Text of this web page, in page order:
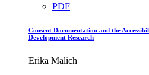
PDF
Consent Documentation and the
Development Research
Erika Malich